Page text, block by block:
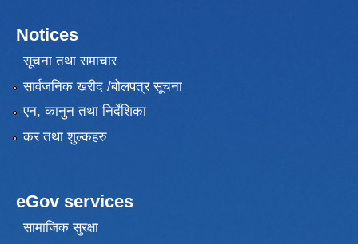
Notices
सूचना तथा समाचार
सार्वजनिक खरीद /बोलपत्र सूचना
एन, कानुन तथा निर्देशिका
कर तथा शुल्कहरु
eGov services
सामाजिक सुरक्षा